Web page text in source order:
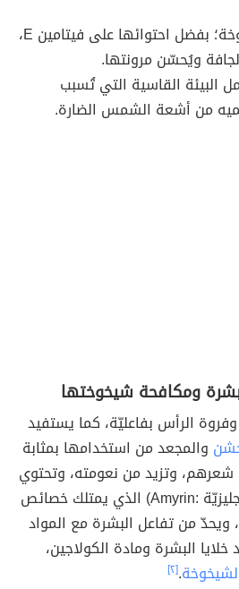
تُكافح علامات الشيخوخة؛ بفضل احتوائها على فيتامين E،
ويُحسّن مرونتها.
البيئة القاسية التي تُسبب
من أشعة الشمس الضارة.
ومكافحة شيخوختها
الرأس بفاعليّة، كما يستفيد
والمجعد من استخدامها بمثابة
وتزيد من نعومته، وتحتوي
على مُركّب الأمرين (بالإنجليزيّة :Amyrin) الذي يمتلك خصائص
ويحدّ من تفاعل البشرة مع المواد
البشرة ومادة الكولاجين،
.[٢]